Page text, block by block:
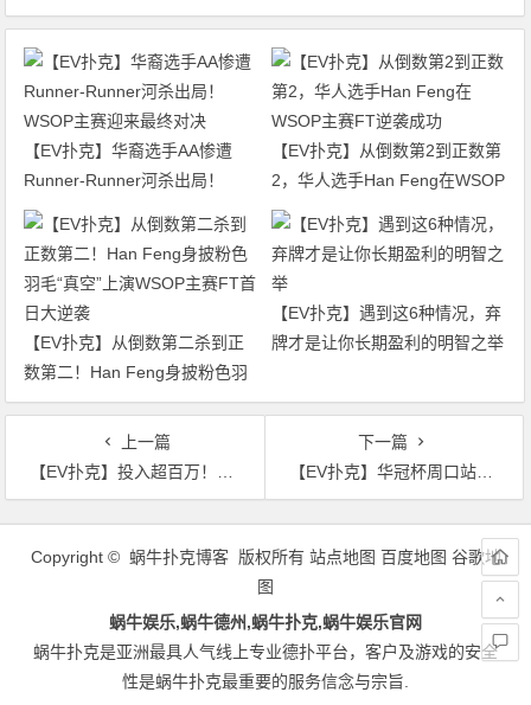
【EV扑克】华裔选手AA惨遭
Runner-Runner河杀出局！
WSOP主赛迎来最终对决
【EV扑克】从倒数第2到正数第
2，华人选手Han Feng在WSOP
主赛FT逆袭成功
【EV扑克】从倒数第二杀到正
数第二！Han Feng身披粉色羽
毛“真空”上演WSOP主赛FT首日
【EV扑克】遇到这6种情况，弃
牌才是让你长期盈利的明智之举
上一篇
【EV扑克】投入超百万！丹牛WSOP血亏57万，战队幻想联赛却断层第一
下一篇
【EV扑克】华冠杯周口站次日战报：B组王安425K领跑，湖南张中良强势夺冠中型彩蛋挑战赛
文
Copyright © 蜗牛扑克博客 版权所有 站点地图 百度地图 谷歌地
图
蜗牛娱乐,蜗牛德州,蜗牛扑克,蜗牛娱乐官网
蜗牛扑克是亚洲最具人气线上专业德扑平台，客户及游戏的安全
性是蜗牛扑克最重要的服务信念与宗旨.